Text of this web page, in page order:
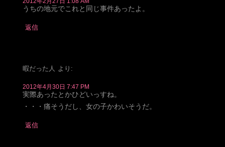
うちの地元でこれと同じ事件あったよ。
返信
暇だった人 より:
2012年4月30日 7:47 PM
実際あったとかひどいっすね。
・・・痛そうだし、女の子かわいそうだ。
返信